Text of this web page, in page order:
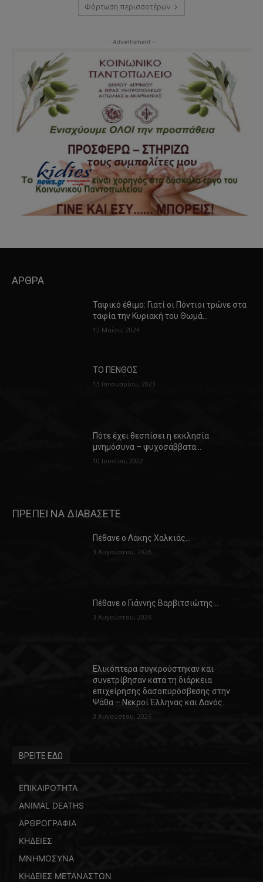
Φόρτωση περισσοτέρων
- Advertisment -
ΑΡΘΡΑ
Ταφικό έθιμο: Γιατί οι Πόντιοι τρώνε στα
ταφία την Κυριακή του Θωμά…
12 Μαΐου, 2024
ΤΟ ΠΕΝΘΟΣ
13 Ιανουαρίου, 2023
Πότε έχει θεσπίσει η εκκλησία
μνημόσυνα – ψυχοσάββατα…
10 Ιουνίου, 2022
ΠΡΕΠΕΙ ΝΑ ΔΙΑΒΑΣΕΤΕ
Πέθανε ο Λάκης Χαλκιάς…
3 Αυγούστου, 2026
Πέθανε ο Γιάννης Βαρβιτσιώτης…
3 Αυγούστου, 2026
Ελικόπτερα συγκρούστηκαν και
συνετρίβησαν κατά τη διάρκεια
επιχείρησης δασοπυρόσβεσης στην
Ψάθα – Νεκροί Έλληνας και Δανός…
3 Αυγούστου, 2026
ΒΡΕΙΤΕ ΕΔΩ
ΕΠΙΚΑΙΡΟΤΗΤΑ
ANIMAL DEATHS
ΑΡΘΡΟΓΡΑΦΙΑ
ΚΗΔΕΙΕΣ
ΜΝΗΜΟΣΥΝΑ
ΚΗΔΕΙΕΣ ΜΕΤΑΝΑΣΤΩΝ